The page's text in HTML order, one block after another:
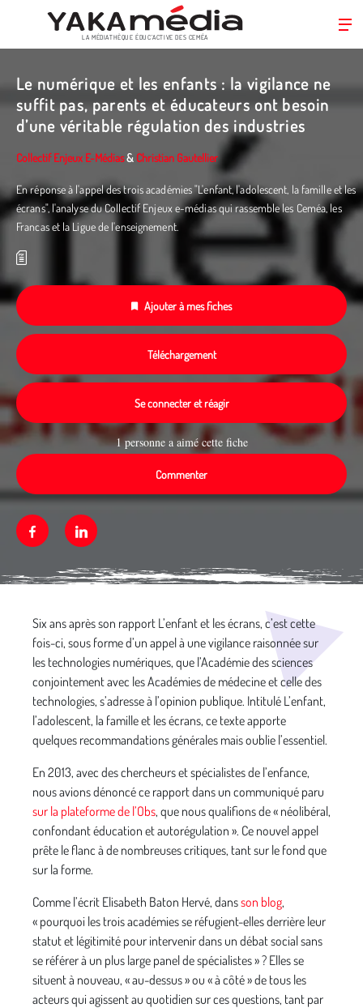
contenu
principal
LA MÉDIATHÈQUE ÉDUC’ACTIVE DES CEMÉA
Le numérique et les enfants : la vigilance ne
suffit pas, parents et éducateurs ont besoin
d’une véritable régulation des industries
Collectif Enjeux E-Médias& Christian Gautellier
En réponse à l'appel des trois académies "L'enfant, l'adolescent, la famille et les
écrans", l'analyse du Collectif Enjeux e-médias qui rassemble les Ceméa, les
Francas et la Ligue de l'enseignement.
Ajouter à mes fiches
Téléchargement
Se connecter et réagir
1 personne a aimé cette fiche
Commenter
FacebookLinkedin
Six ans après son rapport L’enfant et les écrans, c’est cette
fois-ci, sous forme d’un appel à une vigilance raisonnée sur
les technologies numériques, que l’Académie des sciences
conjointement avec les Académies de médecine et celle des
technologies, s’adresse à l’opinion publique. Intitulé L’enfant,
l’adolescent, la famille et les écrans, ce texte apporte
quelques recommandations générales mais oublie l’essentiel.
En 2013, avec des chercheurs et spécialistes de l’enfance,
nous avions dénoncé ce rapport dans un communiqué paru
sur la plateforme de l’Obs, que nous qualifions de « néolibéral,
confondant éducation et autorégulation ». Ce nouvel appel
prête le flanc à de nombreuses critiques, tant sur le fond que
sur la forme.
Comme l’écrit Elisabeth Baton Hervé, dansson blog,
« pourquoi les trois académies se réfugient-elles derrière leur
statut et légitimité pour intervenir dans un débat social sans
se référer à un plus large panel de spécialistes » ? Elles se
situent à nouveau, « au-dessus » ou « à côté » de tous les
acteurs qui agissent au quotidien sur ces questions, tant par